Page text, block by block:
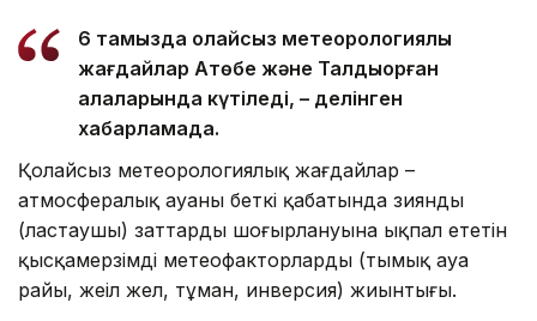
6 тамызда қолайсыз метеорологиялық
жағдайлар Ақтөбе және Талдықорған
қалаларында күтіледі, – делінген
хабарламада.
Қолайсыз метеорологиялық жағдайлар –
атмосфералық ауаның беткі қабатында зиянды
(ластаушы) заттардың шоғырлануына ықпал ететін
қысқамерзімді метеофакторлардың (тымық ауа
райы, жеңіл жел, тұман, инверсия) жиынтығы.